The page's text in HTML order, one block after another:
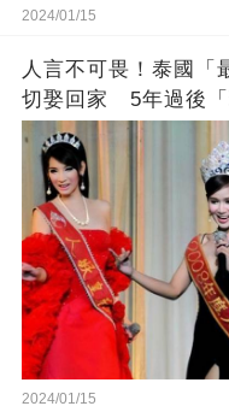
2024/01/15
人言不可畏！泰國「
切娶回家 5年過後「
2024/01/15